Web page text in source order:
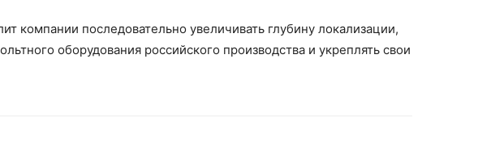
компании последовательно увеличивать глубину локализации,
оборудования российского производства и укреплять свои